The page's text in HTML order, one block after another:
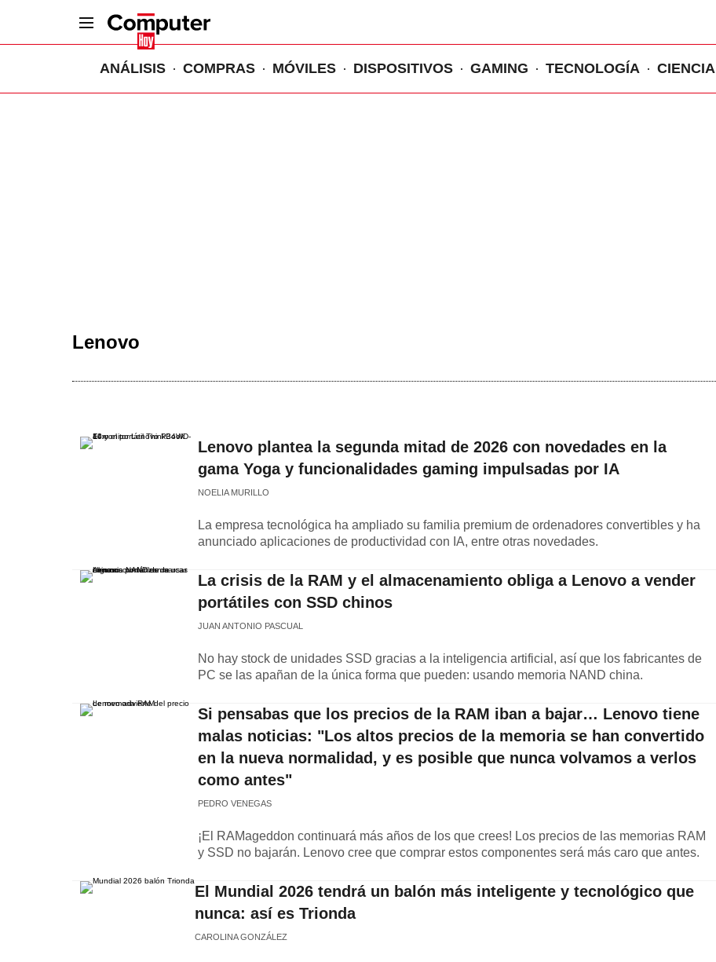
ANÁLISIS COMPRAS MÓVILES DISPOSITIVOS GAMING TECNOLOGÍA CIENCIA
Lenovo
Lenovo plantea la segunda mitad de 2026 con novedades en la
gama Yoga y funcionalidades gaming impulsadas por IA
NOELIA MURILLO
La empresa tecnológica ha ampliado su familia premium de ordenadores convertibles y ha
anunciado aplicaciones de productividad con IA, entre otras novedades.
La crisis de la RAM y el almacenamiento obliga a Lenovo a vender
portátiles con SSD chinos
JUAN ANTONIO PASCUAL
No hay stock de unidades SSD gracias a la inteligencia artificial, así que los fabricantes de
PC se las apañan de la única forma que pueden: usando memoria NAND china.
Si pensabas que los precios de la RAM iban a bajar… Lenovo tiene
malas noticias: "Los altos precios de la memoria se han convertido
en la nueva normalidad, y es posible que nunca volvamos a verlos
como antes"
PEDRO VENEGAS
¡El RAMageddon continuará más años de los que crees! Los precios de las memorias RAM
y SSD no bajarán. Lenovo cree que comprar estos componentes será más caro que antes.
El Mundial 2026 tendrá un balón más inteligente y tecnológico que
nunca: así es Trionda
CAROLINA GONZÁLEZ